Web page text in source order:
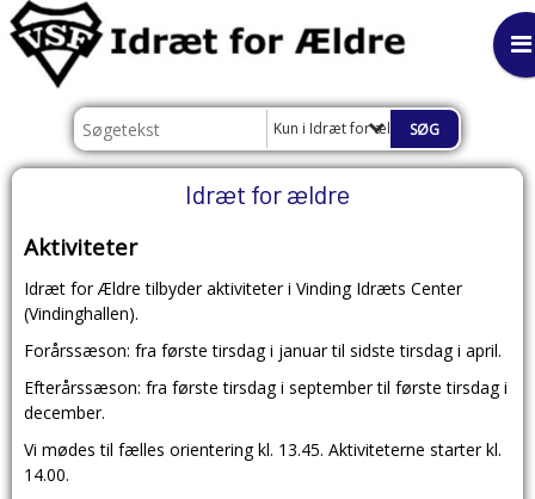
Kun i Idræt for ældre
Idræt for ældre
Aktiviteter
Idræt for Ældre tilbyder aktiviteter i Vinding Idræts Center
(Vindinghallen).
Forårssæson: fra første tirsdag i januar til sidste tirsdag i april.
Efterårssæson: fra første tirsdag i september til første tirsdag i
december.
Vi mødes til fælles orientering kl. 13.45. Aktiviteterne starter kl.
14.00.